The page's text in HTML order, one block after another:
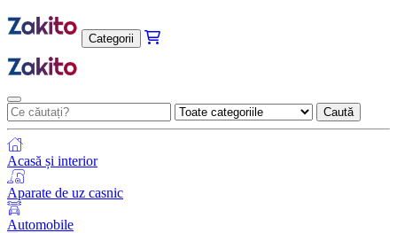
Categorii
Caută
Acasă și interior
Aparate de uz casnic
Automobile